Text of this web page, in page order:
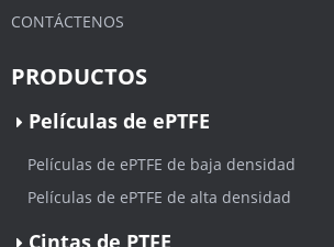
CONTÁCTENOS
PRODUCTOS
Películas de ePTFE
Películas de ePTFE de baja densidad
Películas de ePTFE de alta densidad
Cintas de PTFE